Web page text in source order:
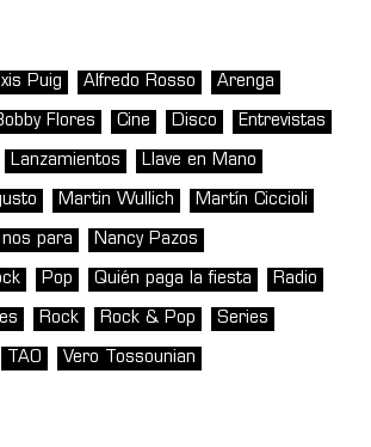
Puig Alfredo Rosso Arenga
Flores Cine Disco Entrevistas
Lanzamientos Llave en Mano
Martin Wullich Martín Ciccioli
nos para Nancy Pazos
Pop Quién paga la fiesta Radio
Rock Rock & Pop Series
TAO Vero Tossounian